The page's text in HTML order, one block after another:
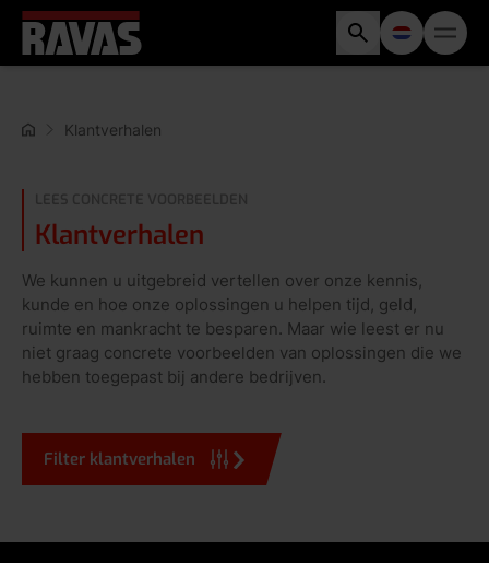
Klantverhalen
Klantverhalen
We kunnen u uitgebreid vertellen over onze kennis,
kunde en hoe onze oplossingen u helpen tijd, geld,
ruimte en mankracht te besparen. Maar wie leest er nu
niet graag concrete voorbeelden van oplossingen die we
hebben toegepast bij andere bedrijven.
Filter klantverhalen